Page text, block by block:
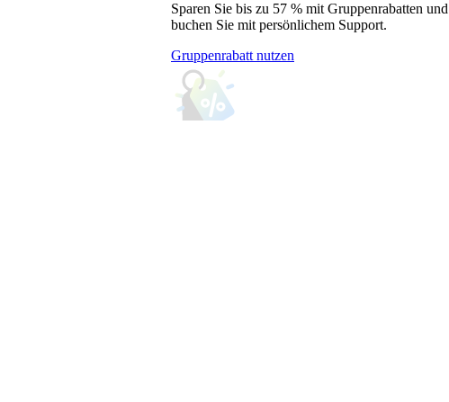
Sparen Sie bis zu 57 % mit Gruppenrabatten und
buchen Sie mit persönlichem Support.
Gruppenrabatt nutzen